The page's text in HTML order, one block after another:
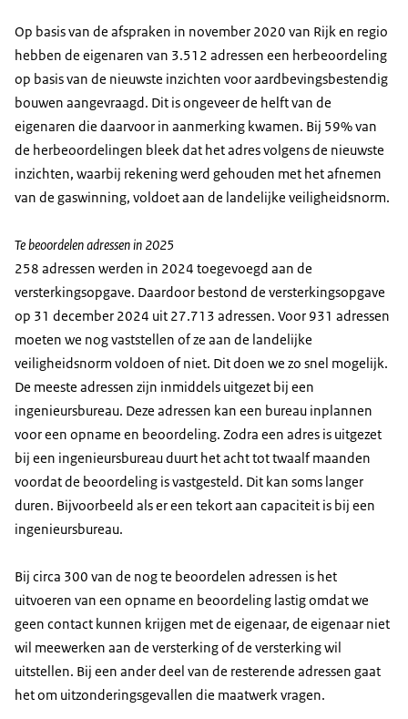
Op basis van de afspraken in november 2020 van Rijk en regio
hebben de eigenaren van 3.512 adressen een herbeoordeling
op basis van de nieuwste inzichten voor aardbevingsbestendig
bouwen aangevraagd. Dit is ongeveer de helft van de
eigenaren die daarvoor in aanmerking kwamen. Bij 59% van
de herbeoordelingen bleek dat het adres volgens de nieuwste
inzichten, waarbij rekening werd gehouden met het afnemen
van de gaswinning, voldoet aan de landelijke veiligheidsnorm.
Te beoordelen adressen in 2025
258 adressen werden in 2024 toegevoegd aan de
versterkingsopgave. Daardoor bestond de versterkingsopgave
op 31 december 2024 uit 27.713 adressen. Voor 931 adressen
moeten we nog vaststellen of ze aan de landelijke
veiligheidsnorm voldoen of niet. Dit doen we zo snel mogelijk.
De meeste adressen zijn inmiddels uitgezet bij een
ingenieursbureau. Deze adressen kan een bureau inplannen
voor een opname en beoordeling. Zodra een adres is uitgezet
bij een ingenieursbureau duurt het acht tot twaalf maanden
voordat de beoordeling is vastgesteld. Dit kan soms langer
duren. Bijvoorbeeld als er een tekort aan capaciteit is bij een
ingenieursbureau.
Bij circa 300 van de nog te beoordelen adressen is het
uitvoeren van een opname en beoordeling lastig omdat we
geen contact kunnen krijgen met de eigenaar, de eigenaar niet
wil meewerken aan de versterking of de versterking wil
uitstellen. Bij een ander deel van de resterende adressen gaat
het om uitzonderingsgevallen die maatwerk vragen.